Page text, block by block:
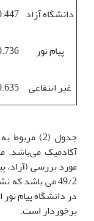
دانشگاه آزاد
پیام نور
غیر انتفاعی
جدول (2)
آکادمیک می‌باشد.
49/2 می باشد
در دانشگاه پیام
برخوردار است.